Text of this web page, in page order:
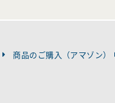
商品のご購入（アマゾン）